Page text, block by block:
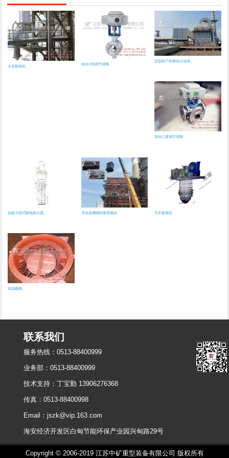
水泥散装机
电动V型调节球阀
定型烘干机静电出油系..
电动三通调节球阀
脱硫与湿式静电除尘器.. 导电玻璃钢阳极管模块 汽车散装机
高温蝶阀
联系我们
服务热线：0513-88400999
业务部：0513-88400999
技术支持：丁宝勤 13906276368
传真：0513-88400998
Email：jszk@vip.163.com
海安经济开发区白甸节能环保产业园兴甸路29号
Copyright © 2006-2019 江苏中矿重型装备有限公司 版权所有